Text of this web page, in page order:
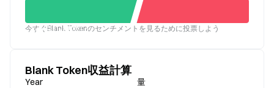
良い 悪い
今すぐBlank Tokenのセンチメントを見るために投票しよう
Blank Token収益計算
Year 量